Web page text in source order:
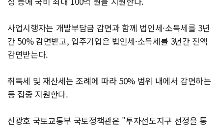
사업시행자는 개발부담금 감면과 함께 법인세·소득세를 3년
간 50% 감면받고, 입주기업은 법인세·소득세를 3년간 전액
감면받는다.
취득세 및 재산세는 조례에 따라 50% 범위 내에서 감면하는
등 집중 지원한다.
신광호 국토교통부 국토정책관은 "투자선도지구 선정을 통